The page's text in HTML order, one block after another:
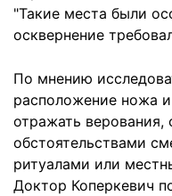
"Такие места были
осквернение
По мнению
расположение ножа
отражать верования,
обстоятельствами
ритуалами или
Доктор Коперкевич